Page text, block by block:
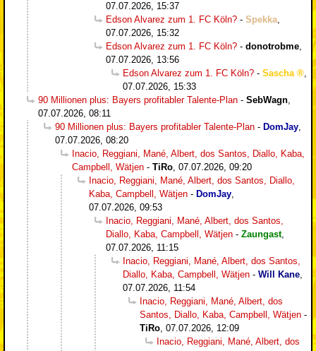
07.07.2026, 15:37
Edson Alvarez zum 1. FC Köln? - Spekka,
07.07.2026, 15:32
Edson Alvarez zum 1. FC Köln? - donotrobme,
07.07.2026, 13:56
Edson Alvarez zum 1. FC Köln? - Sascha
,
07.07.2026, 15:33
90 Millionen plus: Bayers profitabler Talente-Plan - SebWagn,
07.07.2026, 08:11
90 Millionen plus: Bayers profitabler Talente-Plan - DomJay,
07.07.2026, 08:20
Inacio, Reggiani, Mané, Albert, dos Santos, Diallo, Kaba,
Campbell, Wätjen - TiRo, 07.07.2026, 09:20
Inacio, Reggiani, Mané, Albert, dos Santos, Diallo,
Kaba, Campbell, Wätjen - DomJay,
07.07.2026, 09:53
Inacio, Reggiani, Mané, Albert, dos Santos,
Diallo, Kaba, Campbell, Wätjen - Zaungast,
07.07.2026, 11:15
Inacio, Reggiani, Mané, Albert, dos Santos,
Diallo, Kaba, Campbell, Wätjen - Will Kane,
07.07.2026, 11:54
Inacio, Reggiani, Mané, Albert, dos
Santos, Diallo, Kaba, Campbell, Wätjen -
TiRo, 07.07.2026, 12:09
Inacio, Reggiani, Mané, Albert, dos